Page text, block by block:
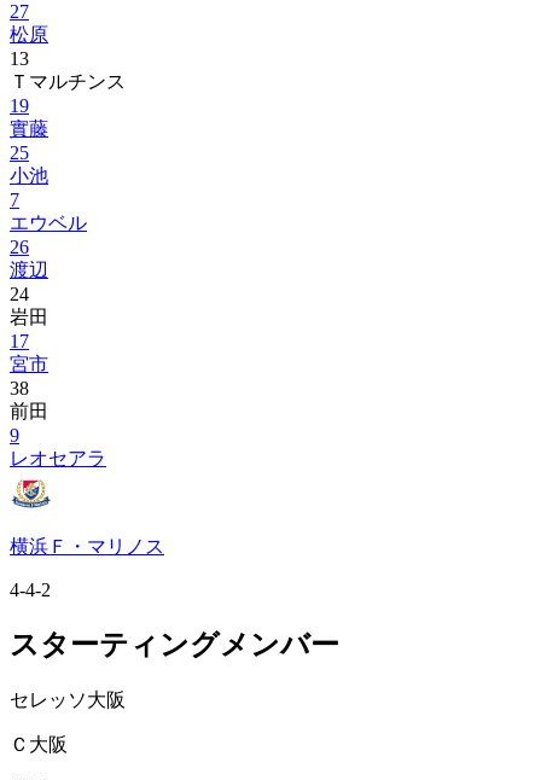
27
松原
13
Ｔマルチンス
19
實藤
25
小池
7
エウベル
26
渡辺
24
岩田
17
宮市
38
前田
9
レオセアラ
横浜Ｆ・マリノス
4-4-2
スターティングメンバー
セレッソ大阪
Ｃ大阪